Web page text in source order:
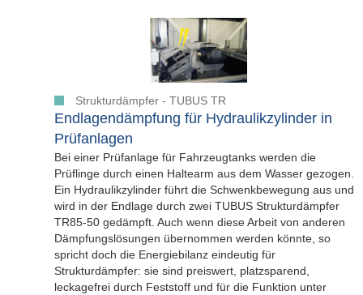
Strukturdämpfer - TUBUS TR
Endlagendämpfung für Hydraulikzylinder in
Prüfanlagen
Bei einer Prüfanlage für Fahrzeugtanks werden die
Prüflinge durch einen Haltearm aus dem Wasser gezogen.
Ein Hydraulikzylinder führt die Schwenkbewegung aus und
wird in der Endlage durch zwei TUBUS Strukturdämpfer
TR85-50 gedämpft. Auch wenn diese Arbeit von anderen
Dämpfungslösungen übernommen werden könnte, so
spricht doch die Energiebilanz eindeutig für
Strukturdämpfer: sie sind preiswert, platzsparend,
leckagefrei durch Feststoff und für die Funktion unter